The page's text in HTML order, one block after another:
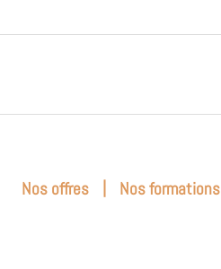
Nos offres | Nos formations